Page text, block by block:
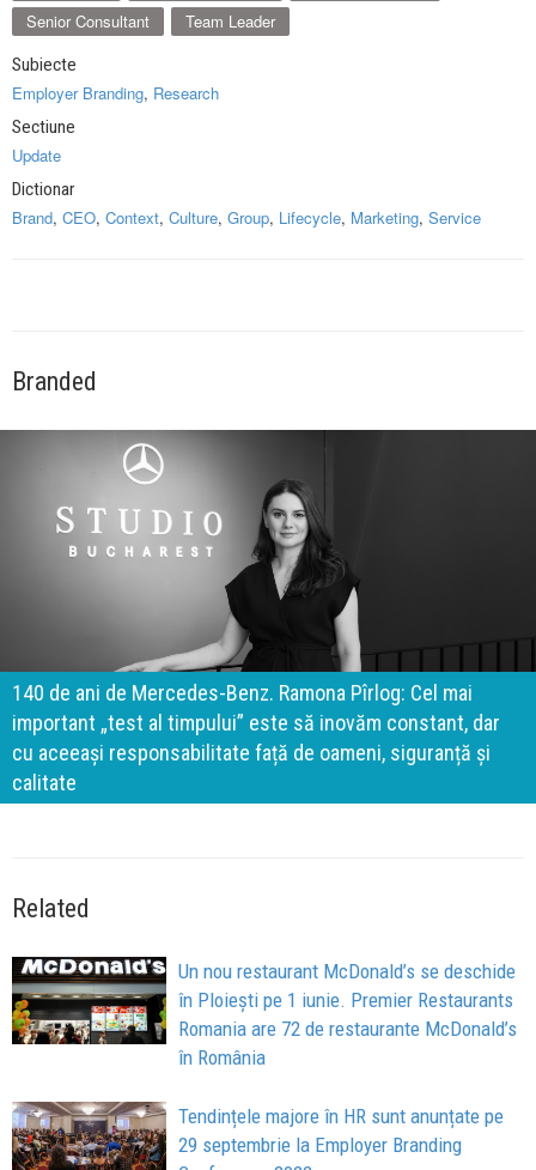
Senior Consultant
Team Leader
Subiecte
Employer Branding, Research
Sectiune
Update
Dictionar
Brand, CEO, Context, Culture, Group, Lifecycle, Marketing, Service
Branded
140 de ani de Mercedes-Benz. Ramona Pîrlog: Cel mai
important „test al timpului” este să inovăm constant, dar
cu aceeași responsabilitate față de oameni, siguranță și
calitate
Related
Un nou restaurant McDonald’s se deschide
în Ploiești pe 1 iunie. Premier Restaurants
Romania are 72 de restaurante McDonald’s
în România
Tendințele majore în HR sunt anunțate pe
29 septembrie la Employer Branding